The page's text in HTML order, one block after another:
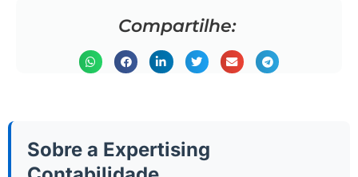
Compartilhe:
Sobre a Expertising